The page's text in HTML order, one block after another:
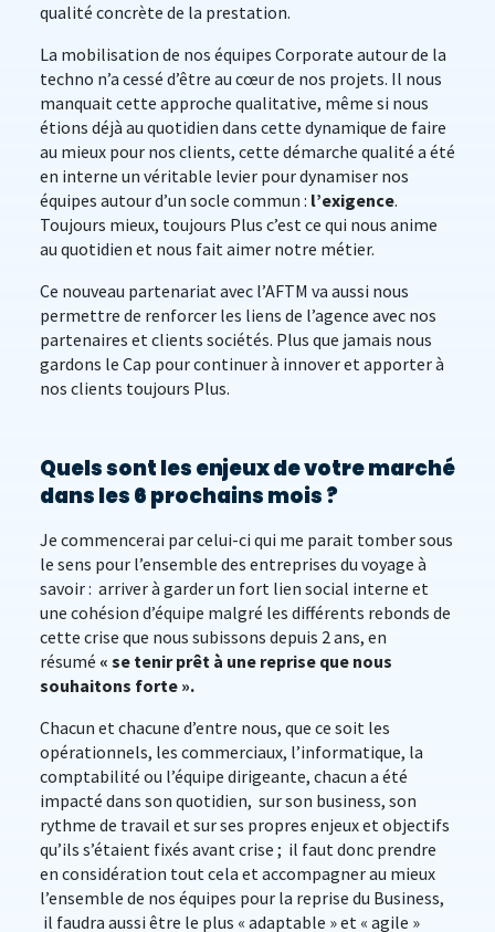
qualité concrète de la prestation.
La mobilisation de nos équipes Corporate autour de la
techno n’a cessé d’être au cœur de nos projets. Il nous
manquait cette approche qualitative, même si nous
étions déjà au quotidien dans cette dynamique de faire
au mieux pour nos clients, cette démarche qualité a été
en interne un véritable levier pour dynamiser nos
équipes autour d’un socle commun : l’exigence.
Toujours mieux, toujours Plus c’est ce qui nous anime
au quotidien et nous fait aimer notre métier.
Ce nouveau partenariat avec l’AFTM va aussi nous
permettre de renforcer les liens de l’agence avec nos
partenaires et clients sociétés. Plus que jamais nous
gardons le Cap pour continuer à innover et apporter à
nos clients toujours Plus.
Quels sont les enjeux de votre marché
dans les 6 prochains mois ?
Je commencerai par celui-ci qui me parait tomber sous
le sens pour l’ensemble des entreprises du voyage à
savoir : arriver à garder un fort lien social interne et
une cohésion d’équipe malgré les différents rebonds de
cette crise que nous subissons depuis 2 ans, en
résumé « se tenir prêt à une reprise que nous
souhaitons forte ».
Chacun et chacune d’entre nous, que ce soit les
opérationnels, les commerciaux, l’informatique, la
comptabilité ou l’équipe dirigeante, chacun a été
impacté dans son quotidien, sur son business, son
rythme de travail et sur ses propres enjeux et objectifs
qu’ils s’étaient fixés avant crise ; il faut donc prendre
en considération tout cela et accompagner au mieux
l’ensemble de nos équipes pour la reprise du Business,
il faudra aussi être le plus « adaptable » et « agile »